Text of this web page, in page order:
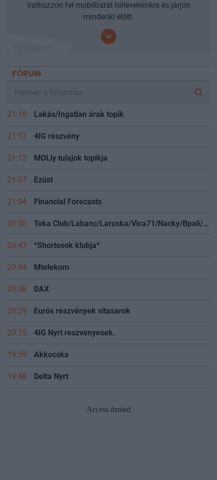
Iratkozzon fel mobilbarát hírleveleinkre és járjon
mindenki előtt.
FÓRUM
21:18 Lakás/Ingatlan árak topik
21:17 4IG részvény
21:12 MOLly tulajok topikja
21:07 Ezüst
21:04 Financial Forecasts
20:50 Toka Club/Labanc/Laruska/Vica71/Nacky/Bpali/Oldrider/Josefernando/Mcbull/Kawaszabi
20:47 *Shortosok klubja*
20:44 Mtelekom
20:38 DAX
20:29 Eurós részvények vitasarok
20:25 4IG Nyrt reszvenyesek.
19:59 Akkocska
19:48 Delta Nyrt